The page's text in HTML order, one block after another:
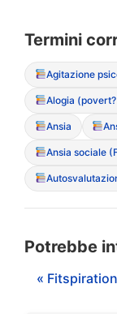
Termini
Ansia
Potrebbe
«